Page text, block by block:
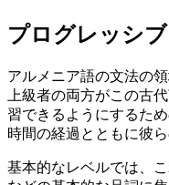
プログレッシ
アルメニア語の文法の
上級者の両方がこの古
習できるようにするた
時間の経過とともに彼
基本的なレベルでは、